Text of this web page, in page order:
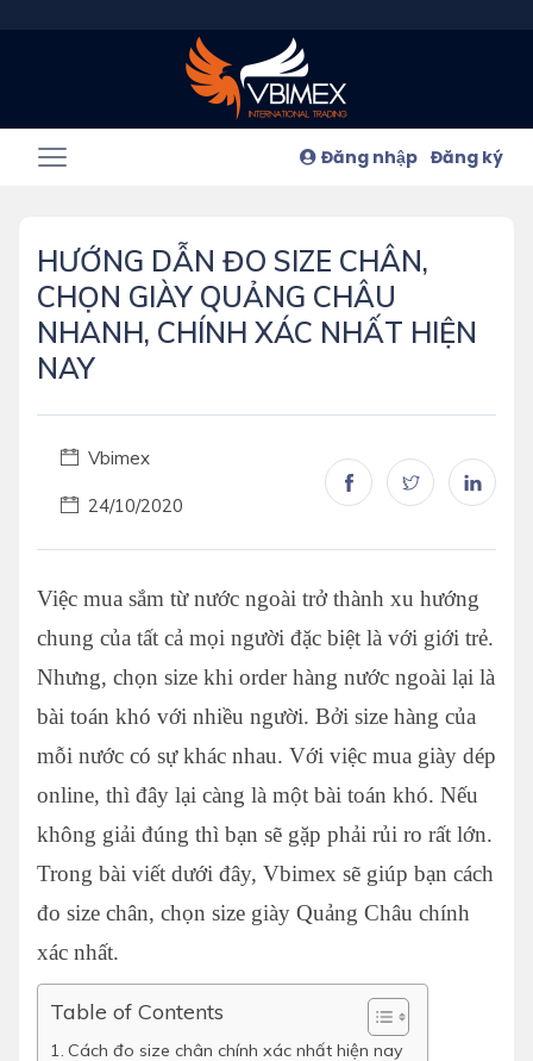
Đăng nhập Đăng ký
HƯỚNG DẪN ĐO SIZE CHÂN,
CHỌN GIÀY QUẢNG CHÂU
NHANH, CHÍNH XÁC NHẤT HIỆN
NAY
Vbimex
24/10/2020
Việc mua sắm từ nước ngoài trở thành xu hướng
chung của tất cả mọi người đặc biệt là với giới trẻ.
Nhưng, chọn size khi order hàng nước ngoài lại là
bài toán khó với nhiều người. Bởi size hàng của
mỗi nước có sự khác nhau. Với việc mua giày dép
online, thì đây lại càng là một bài toán khó. Nếu
không giải đúng thì bạn sẽ gặp phải rủi ro rất lớn.
Trong bài viết dưới đây, Vbimex sẽ giúp bạn cách
đo size chân, chọn size giày Quảng Châu chính
xác nhất.
Table of Contents
Cách đo size chân chính xác nhất hiện nay